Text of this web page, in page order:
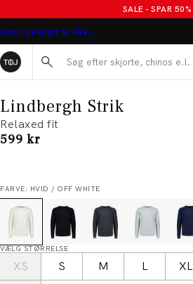
SALE - SPAR 50%
GRATIS FRAGT V/ 499,-
Søg her...
Lindbergh Strik
Relaxed fit
I alt (inkl. rabat)
599 kr
FARVE: HVID / OFF WHITE
VÆLG STØRRELSE
XS S M L XL